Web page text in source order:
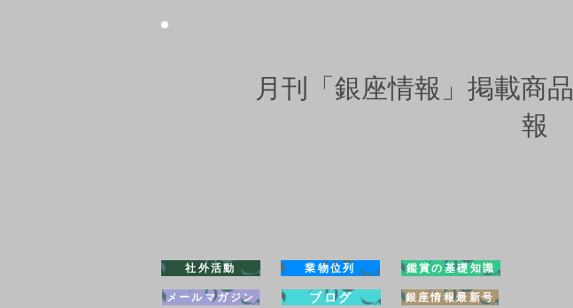
月刊「銀座情報」掲載商
報
社外活動 業物位列 鑑賞の基礎知識
メールマガジン ブログ 銀座情報最新号